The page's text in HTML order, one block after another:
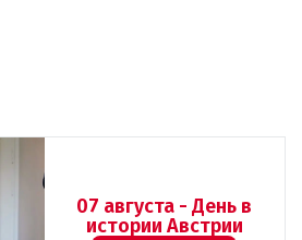
07 августа - День в
истории Австрии